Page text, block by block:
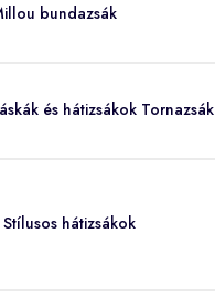
bundazsák
és hátizsákok Tornazsák
Stílusos hátizsákok